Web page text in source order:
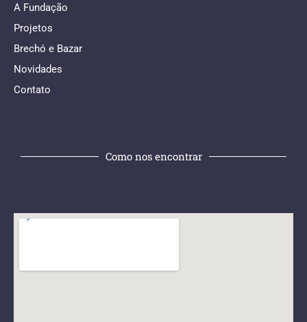
A Fundação
Projetos
Brechó e Bazar
Novidades
Contato
Como nos encontrar